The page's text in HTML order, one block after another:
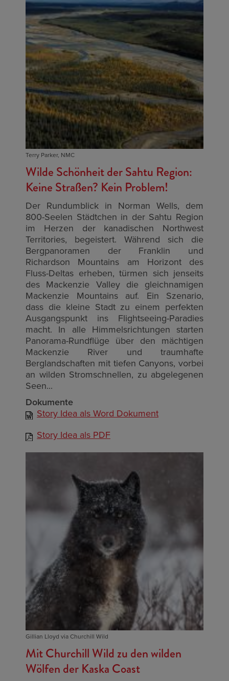
Terry Parker, NMC
Wilde Schönheit der Sahtu Region:
Keine Straßen? Kein Problem!
Der Rundumblick in Norman Wells, dem
800-Seelen Städtchen in der Sahtu Region
im Herzen der kanadischen Northwest
Territories, begeistert. Während sich die
Bergpanoramen der Franklin und
Richardson Mountains am Horizont des
Fluss-Deltas erheben, türmen sich jenseits
des Mackenzie Valley die gleichnamigen
Mackenzie Mountains auf. Ein Szenario,
dass die kleine Stadt zu einem perfekten
Ausgangspunkt ins Flightseeing-Paradies
macht. In alle Himmelsrichtungen starten
Panorama-Rundflüge über den mächtigen
Mackenzie River und traumhafte
Berglandschaften mit tiefen Canyons, vorbei
an wilden Stromschnellen, zu abgelegenen
Seen...
Dokumente
Story Idea als Word Dokument
Story Idea als PDF
Gillian Lloyd via Churchill Wild
Mit Churchill Wild zu den wilden
Wölfen der Kaska Coast